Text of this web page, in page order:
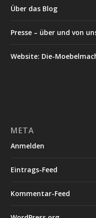
Über das Blog
Presse – über und von
Website: Die-
META
Anmelden
Eintrags-Feed
Kommentar-Feed